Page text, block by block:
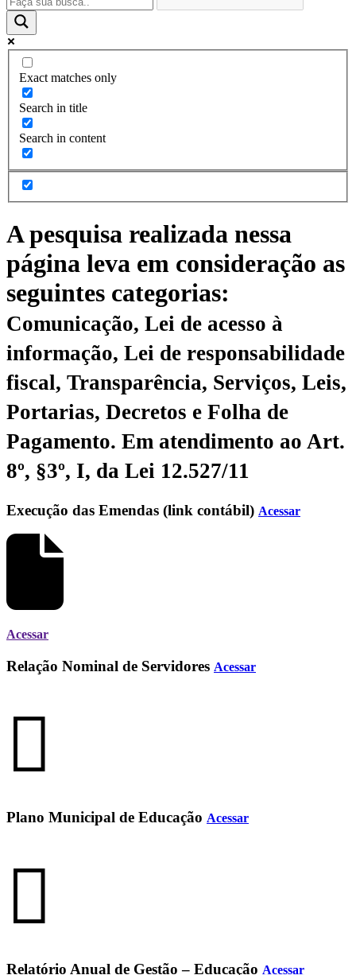
Exact matches only
Search in title
Search in content
A pesquisa realizada nessa
página leva em consideração as
seguintes categorias:
Comunicação, Lei de acesso à
informação, Lei de responsabilidade
fiscal, Transparência, Serviços, Leis,
Portarias, Decretos e Folha de
Pagamento. Em atendimento ao Art.
8º, §3º, I, da Lei 12.527/11
Execução das Emendas (link contábil) Acessar
Acessar
Relação Nominal de Servidores Acessar
Plano Municipal de Educação Acessar
Relatório Anual de Gestão – Educação Acessar